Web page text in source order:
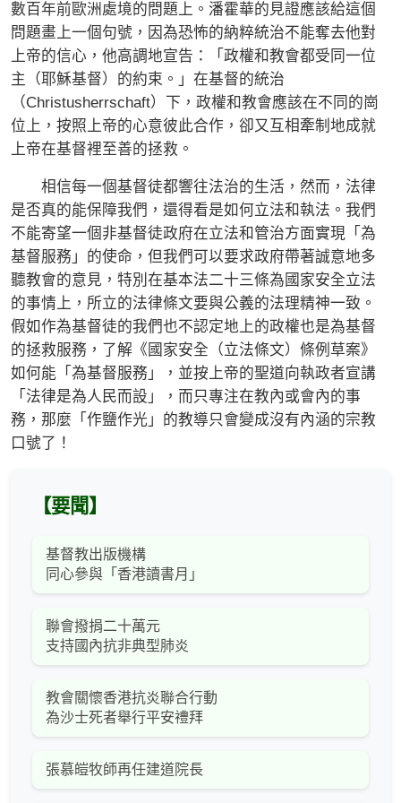
數百年前歐洲處境的問題上。潘霍華的見證應該給這個
問題畫上一個句號，因為恐怖的納粹統治不能奪去他對
上帝的信心，他高調地宣告：「政權和教會都受同一位
主（耶穌基督）的約束。」在基督的統治
（Christusherrschaft）下，政權和教會應該在不同的崗
位上，按照上帝的心意彼此合作，卻又互相牽制地成就
上帝在基督裡至善的拯救。
相信每一個基督徒都響往法治的生活，然而，法律
是否真的能保障我們，還得看是如何立法和執法。我們
不能寄望一個非基督徒政府在立法和管治方面實現「為
基督服務」的使命，但我們可以要求政府帶著誠意地多
聽教會的意見，特別在基本法二十三條為國家安全立法
的事情上，所立的法律條文要與公義的法理精神一致。
假如作為基督徒的我們也不認定地上的政權也是為基督
的拯救服務，了解《國家安全（立法條文）條例草案》
如何能「為基督服務」，並按上帝的聖道向執政者宣講
「法律是為人民而設」，而只專注在教內或會內的事
務，那麼「作鹽作光」的教導只會變成沒有內涵的宗教
口號了！
【要聞】
基督教出版機構
同心參與「香港讀書月」
聯會撥捐二十萬元
支持國內抗非典型肺炎
教會關懷香港抗炎聯合行動
為沙士死者舉行平安禮拜
張慕皚牧師再任建道院長